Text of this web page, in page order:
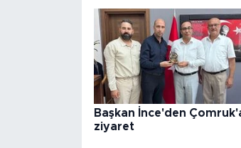
Başkan İnce'den
ziyaret